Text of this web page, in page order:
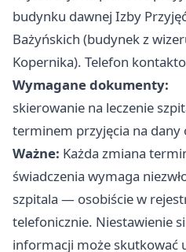
budynku dawnej Izby
Bażyńskich (budynek z
Kopernika). Telefon
Wymagane dokumenty:
skierowanie na leczenie
terminem przyjęcia na dany
Ważne: Każda zmiana
świadczenia wymaga
szpitala — osobiście w
telefonicznie. Niestawienie
informacji może skutkować